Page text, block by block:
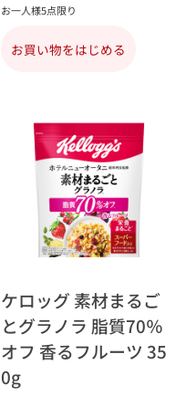
お一人様5点限り
お買い物をはじめる
ケロッグ 素材まるご
とグラノラ 脂質70％
オフ 香るフルーツ 35
0g